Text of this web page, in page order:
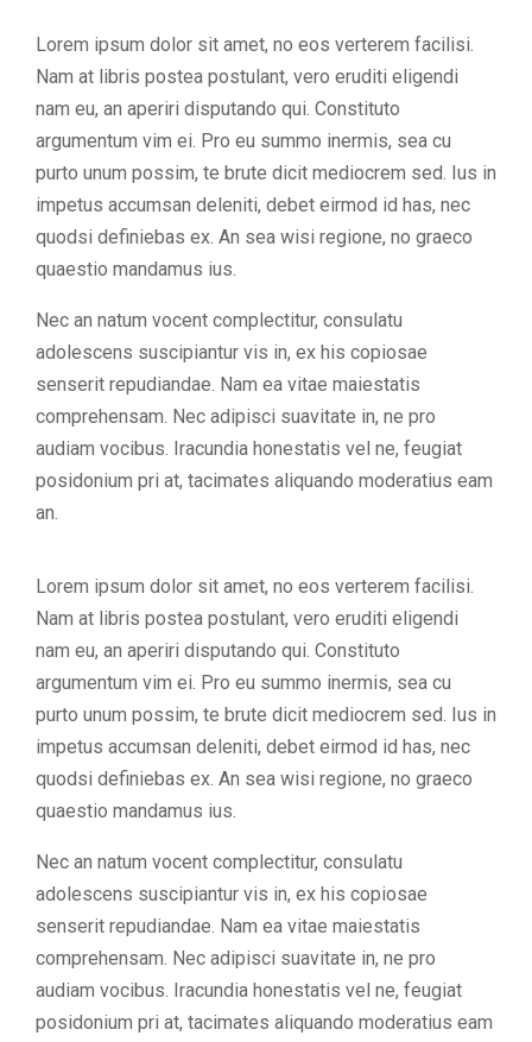
Lorem ipsum dolor sit amet, no eos verterem facilisi.
Nam at libris postea postulant, vero eruditi eligendi
nam eu, an aperiri disputando qui. Constituto
argumentum vim ei. Pro eu summo inermis, sea cu
purto unum possim, te brute dicit mediocrem sed. Ius in
impetus accumsan deleniti, debet eirmod id has, nec
quodsi definiebas ex. An sea wisi regione, no graeco
quaestio mandamus ius.
Nec an natum vocent complectitur, consulatu
adolescens suscipiantur vis in, ex his copiosae
senserit repudiandae. Nam ea vitae maiestatis
comprehensam. Nec adipisci suavitate in, ne pro
audiam vocibus. Iracundia honestatis vel ne, feugiat
posidonium pri at, tacimates aliquando moderatius eam
an.
Lorem ipsum dolor sit amet, no eos verterem facilisi.
Nam at libris postea postulant, vero eruditi eligendi
nam eu, an aperiri disputando qui. Constituto
argumentum vim ei. Pro eu summo inermis, sea cu
purto unum possim, te brute dicit mediocrem sed. Ius in
impetus accumsan deleniti, debet eirmod id has, nec
quodsi definiebas ex. An sea wisi regione, no graeco
quaestio mandamus ius.
Nec an natum vocent complectitur, consulatu
adolescens suscipiantur vis in, ex his copiosae
senserit repudiandae. Nam ea vitae maiestatis
comprehensam. Nec adipisci suavitate in, ne pro
audiam vocibus. Iracundia honestatis vel ne, feugiat
posidonium pri at, tacimates aliquando moderatius eam